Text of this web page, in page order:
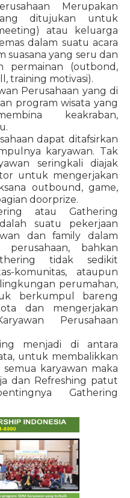
Merupakan
ditujukan untuk
atau keluarga
dalam suatu acara
suasana yang seru dan
permainan (outbond,
training motivasi).
Perusahaan yang di
program wisata yang
keakraban,
dapat ditafsirkan
karyawan. Tak
seringkali diajak
untuk mengerjakan
outbound, game,
doorprize.
atau Gathering
suatu pekerjaan
dan family dalam
bahkan
tidak sedikit
komunitas, ataupun
perumahan,
berkumpul bareng
dan mengerjakan
Perusahaan
menjadi di antara
untuk membalikkan
karyawan maka
dan Refreshing patut
Gathering